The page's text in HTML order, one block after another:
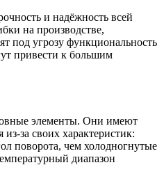
и надёжность всей
на производстве,
под угрозу функциональность
привести к большим
элементы. Они имеют
за своих характеристик:
поворота, чем холодногнутые
диапазон